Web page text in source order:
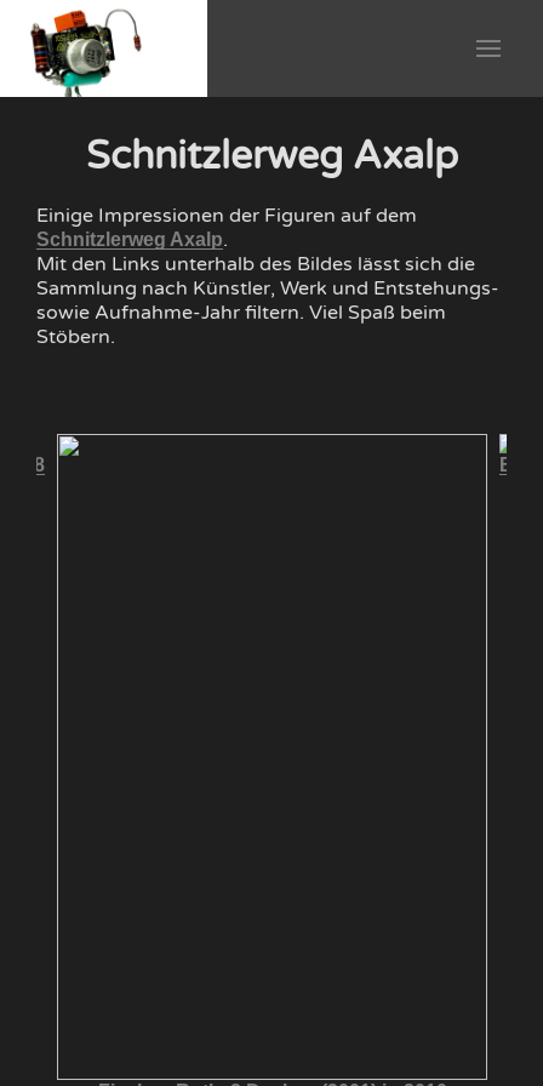
Schnitzlerweg Axalp
Einige Impressionen der Figuren auf dem
Schnitzlerweg Axalp.
Mit den Links unterhalb des Bildes lässt sich die
Sammlung nach Künstler, Werk und Entstehungs-
sowie Aufnahme-Jahr filtern. Viel Spaß beim
Stöbern.